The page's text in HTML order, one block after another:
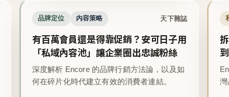
品牌定位 內容策略 天下雜誌
有百萬會員還是得靠促銷？安可日子用
「私域內容池」讓企業圈出忠誠粉絲
深度解析 Encore 的品牌行銷方法論，以及如
何在碎片化時代建立有效的消費者連結。
灣